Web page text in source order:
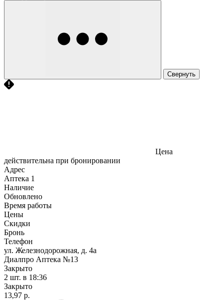
Свернуть
Цена
действительна при бронировании
Адрес
Аптека 1
Наличие
Обновлено
Время работы
Цены
Скидки
Бронь
Телефон
ул. Железнодорожная, д. 4а
Диалпро Аптека №13
Закрыто
2 шт. в 18:36
Закрыто
13,97 р.